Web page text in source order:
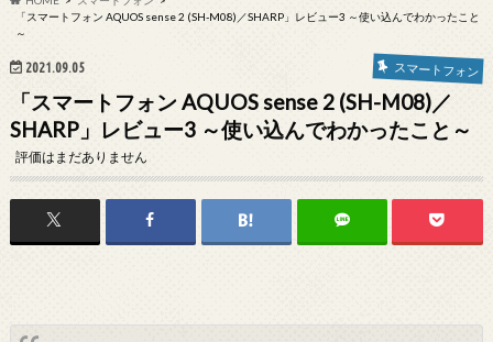
「スマートフォン AQUOS sense 2 (SH-M08)／SHARP」レビュー3 ～使い込んでわかったこと
～
2021.09.05 スマートフォン
「スマートフォン AQUOS sense 2 (SH-M08)／
SHARP」レビュー3 ～使い込んでわかったこと～
評価はまだありません